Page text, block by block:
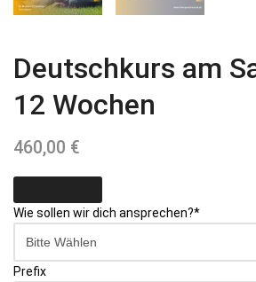
Deutschkurs am
12 Wochen
460,00 €
Wie sollen wir dich ansprechen?*
Prefix